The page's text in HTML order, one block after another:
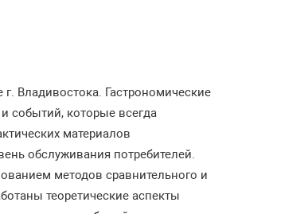
Владивостока. Гастрономические
событий, которые всегда
материалов
обслуживания потребителей.
методов сравнительного и
теоретические аспекты